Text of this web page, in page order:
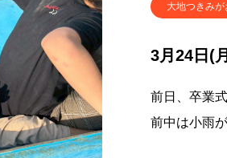
大地つきみが
3月24日(
前日、卒業
前中は小雨